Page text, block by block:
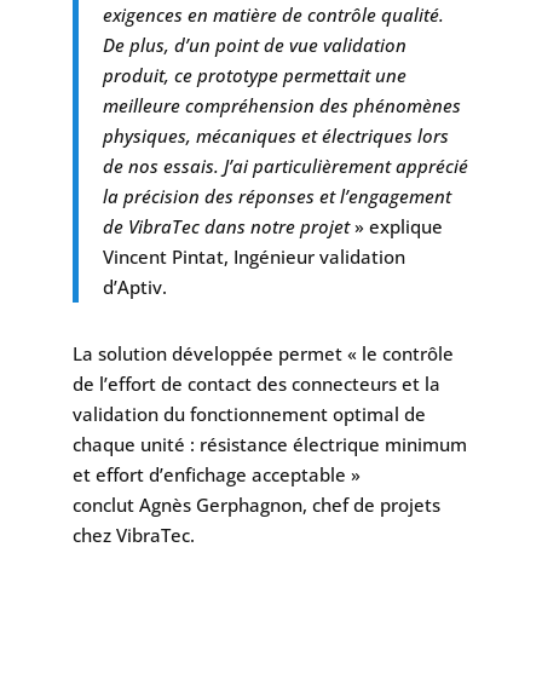
exigences en matière de contrôle qualité.
De plus, d’un point de vue validation
produit, ce prototype permettait une
meilleure compréhension des phénomènes
physiques, mécaniques et électriques lors
de nos essais. J’ai particulièrement apprécié
la précision des réponses et l’engagement
de VibraTec dans notre projet» explique
Vincent Pintat, Ingénieur validation
d’Aptiv.
La solution développée permet « le contrôle
de l’effort de contact des connecteurs et la
validation du fonctionnement optimal de
chaque unité : résistance électrique minimum
et effort d’enfichage acceptable »
conclut Agnès Gerphagnon, chef de projets
chez VibraTec.